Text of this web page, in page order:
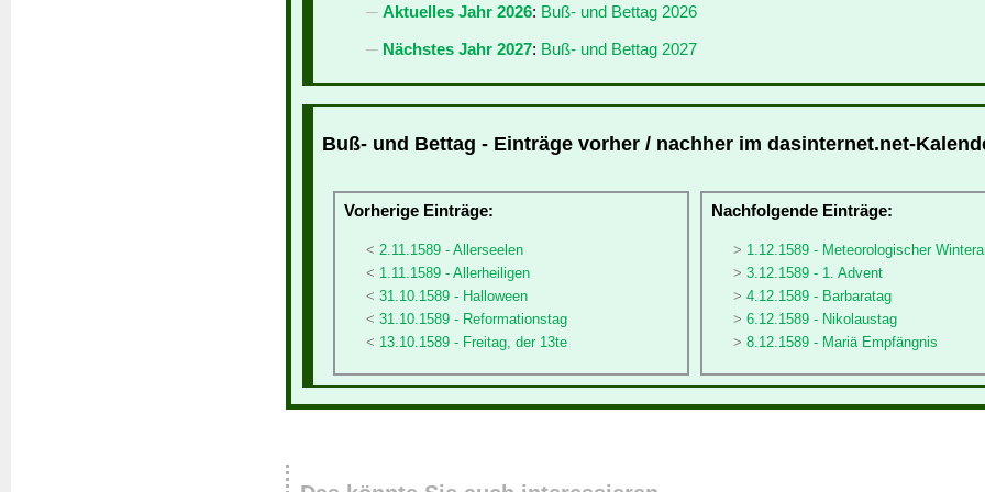
Aktuelles Jahr 2026: Buß- und Bettag 2026
Nächstes Jahr 2027: Buß- und Bettag 2027
Buß- und Bettag - Einträge vorher / nachher im dasinternet.net-
Vorherige Einträge:
2.11.1589 - Allerseelen
1.11.1589 - Allerheiligen
31.10.1589 - Halloween
31.10.1589 - Reformationstag
13.10.1589 - Freitag, der 13te
Nachfolgende Einträge:
1.12.1589 - Meteorologischer
3.12.1589 - 1. Advent
4.12.1589 - Barbaratag
6.12.1589 - Nikolaustag
8.12.1589 - Mariä Empfängnis